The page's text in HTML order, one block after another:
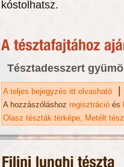
kóstolhatsz.
Tésztadesszert
A teljes bejegyzés itt olvasható |
A hozzászóláshoz regisztráció és
Olasz tészták térképe
Metélt